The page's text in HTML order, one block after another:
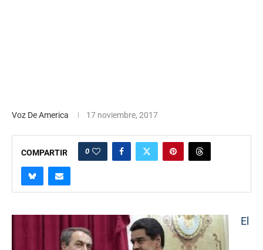
Voz De America 17 noviembre, 2017
COMPARTIR 0
El